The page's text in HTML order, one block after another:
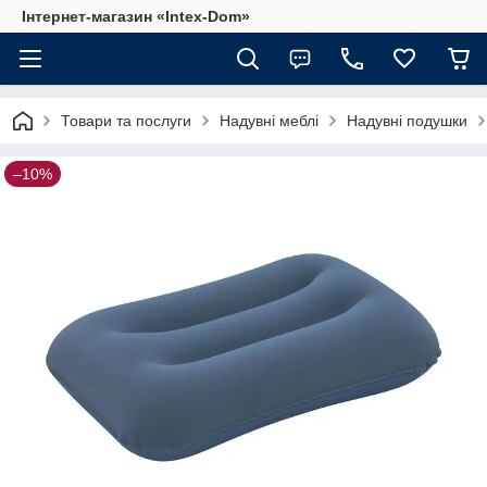
Інтернет-магазин «Intex-Dom»
Товари та послуги Надувні меблі Надувні подушки
–10%